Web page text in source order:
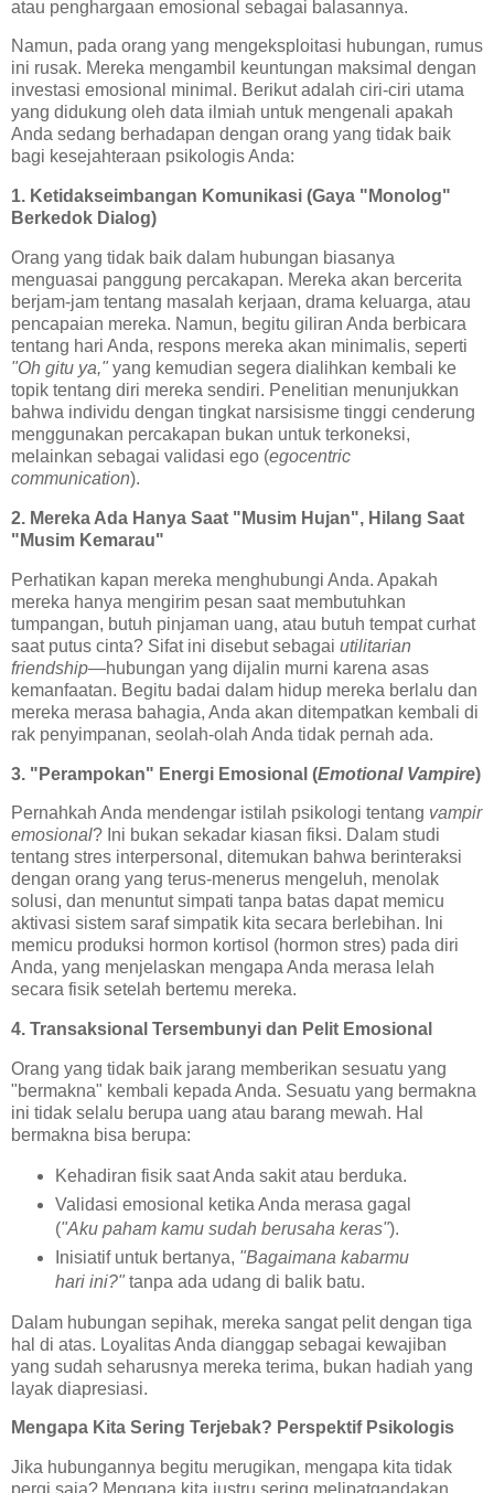
atau penghargaan emosional sebagai balasannya.
Namun, pada orang yang mengeksploitasi hubungan, rumus
ini rusak. Mereka mengambil keuntungan maksimal dengan
investasi emosional minimal. Berikut adalah ciri-ciri utama
yang didukung oleh data ilmiah untuk mengenali apakah
Anda sedang berhadapan dengan orang yang tidak baik
bagi kesejahteraan psikologis Anda:
1. Ketidakseimbangan Komunikasi (Gaya "Monolog"
Berkedok Dialog)
Orang yang tidak baik dalam hubungan biasanya
menguasai panggung percakapan. Mereka akan bercerita
berjam-jam tentang masalah kerjaan, drama keluarga, atau
pencapaian mereka. Namun, begitu giliran Anda berbicara
tentang hari Anda, respons mereka akan minimalis, seperti
"Oh gitu ya," yang kemudian segera dialihkan kembali ke
topik tentang diri mereka sendiri. Penelitian menunjukkan
bahwa individu dengan tingkat narsisisme tinggi cenderung
menggunakan percakapan bukan untuk terkoneksi,
melainkan sebagai validasi ego (egocentric
communication).
2. Mereka Ada Hanya Saat "Musim Hujan", Hilang Saat
"Musim Kemarau"
Perhatikan kapan mereka menghubungi Anda. Apakah
mereka hanya mengirim pesan saat membutuhkan
tumpangan, butuh pinjaman uang, atau butuh tempat curhat
saat putus cinta? Sifat ini disebut sebagai utilitarian
friendship—hubungan yang dijalin murni karena asas
kemanfaatan. Begitu badai dalam hidup mereka berlalu dan
mereka merasa bahagia, Anda akan ditempatkan kembali di
rak penyimpanan, seolah-olah Anda tidak pernah ada.
3. "Perampokan" Energi Emosional (Emotional Vampire)
Pernahkah Anda mendengar istilah psikologi tentang vampir
emosional? Ini bukan sekadar kiasan fiksi. Dalam studi
tentang stres interpersonal, ditemukan bahwa berinteraksi
dengan orang yang terus-menerus mengeluh, menolak
solusi, dan menuntut simpati tanpa batas dapat memicu
aktivasi sistem saraf simpatik kita secara berlebihan. Ini
memicu produksi hormon kortisol (hormon stres) pada diri
Anda, yang menjelaskan mengapa Anda merasa lelah
secara fisik setelah bertemu mereka.
4. Transaksional Tersembunyi dan Pelit Emosional
Orang yang tidak baik jarang memberikan sesuatu yang
"bermakna" kembali kepada Anda. Sesuatu yang bermakna
ini tidak selalu berupa uang atau barang mewah. Hal
bermakna bisa berupa:
Kehadiran fisik saat Anda sakit atau berduka.
Validasi emosional ketika Anda merasa gagal
("Aku paham kamu sudah berusaha keras").
Inisiatif untuk bertanya, "Bagaimana kabarmu
hari ini?"tanpa ada udang di balik batu.
Dalam hubungan sepihak, mereka sangat pelit dengan tiga
hal di atas. Loyalitas Anda dianggap sebagai kewajiban
yang sudah seharusnya mereka terima, bukan hadiah yang
layak diapresiasi.
Mengapa Kita Sering Terjebak? Perspektif Psikologis
Jika hubungannya begitu merugikan, mengapa kita tidak